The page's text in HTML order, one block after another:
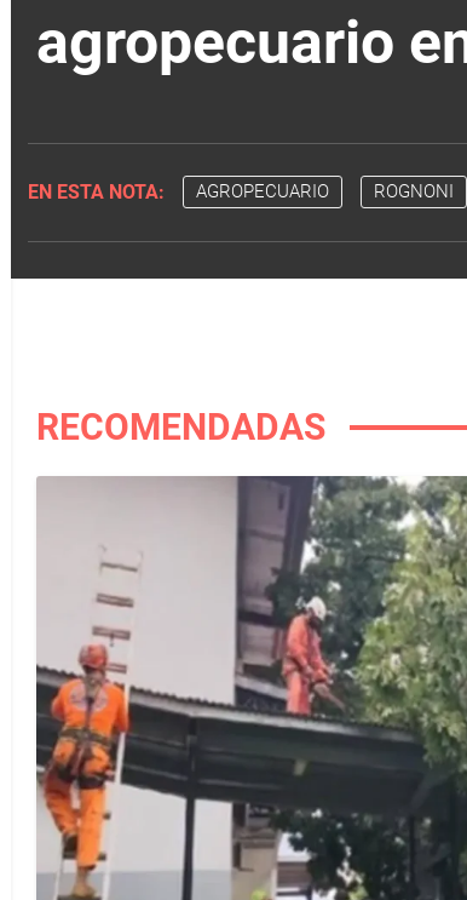
agropecuario
EN ESTA NOTA: AGROPECUARIO ROGNONI
RECOMENDADAS